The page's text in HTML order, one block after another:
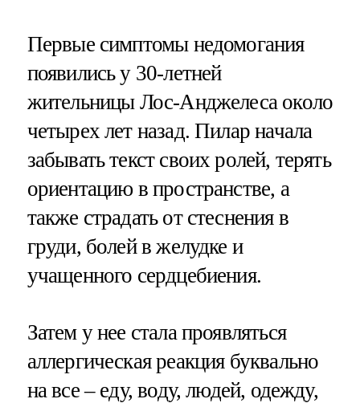
Первые симптомы недомогания
появились у 30-летней
жительницы Лос-Анджелеса около
четырех лет назад. Пилар начала
забывать текст своих ролей, терять
ориентацию в пространстве, а
также страдать от стеснения в
груди, болей в желудке и
учащенного сердцебиения.
Затем у нее стала проявляться
аллергическая реакция буквально
на все – еду, воду, людей, одежду,